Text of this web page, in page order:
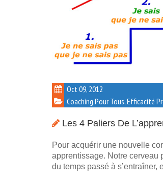
Oct 09, 2012
Coaching Pour Tous,Efficacité
Les 4 Paliers De
Pour acquérir une nouvelle
apprentissage. Notre cerveau
du temps passé à